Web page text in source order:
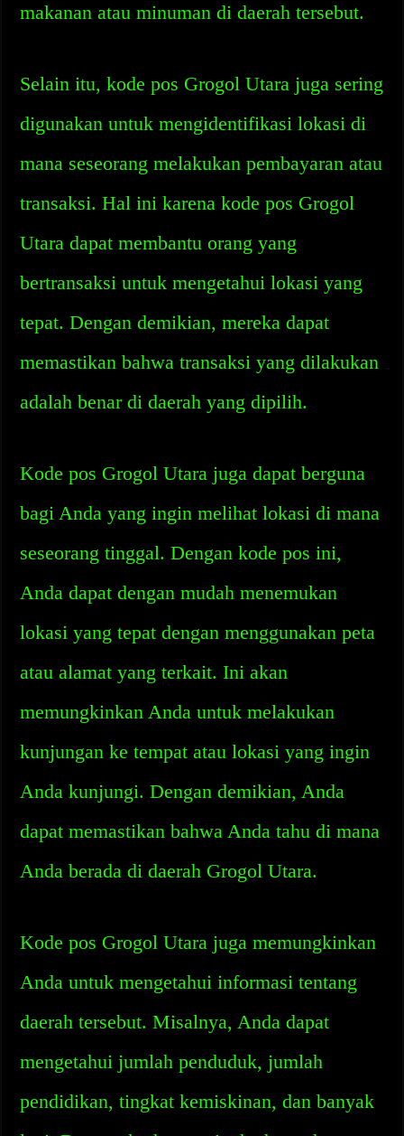
makanan atau minuman di daerah tersebut.
Selain itu, kode pos Grogol Utara juga sering
digunakan untuk mengidentifikasi lokasi di
mana seseorang melakukan pembayaran atau
transaksi. Hal ini karena kode pos Grogol
Utara dapat membantu orang yang
bertransaksi untuk mengetahui lokasi yang
tepat. Dengan demikian, mereka dapat
memastikan bahwa transaksi yang dilakukan
adalah benar di daerah yang dipilih.
Kode pos Grogol Utara juga dapat berguna
bagi Anda yang ingin melihat lokasi di mana
seseorang tinggal. Dengan kode pos ini,
Anda dapat dengan mudah menemukan
lokasi yang tepat dengan menggunakan peta
atau alamat yang terkait. Ini akan
memungkinkan Anda untuk melakukan
kunjungan ke tempat atau lokasi yang ingin
Anda kunjungi. Dengan demikian, Anda
dapat memastikan bahwa Anda tahu di mana
Anda berada di daerah Grogol Utara.
Kode pos Grogol Utara juga memungkinkan
Anda untuk mengetahui informasi tentang
daerah tersebut. Misalnya, Anda dapat
mengetahui jumlah penduduk, jumlah
pendidikan, tingkat kemiskinan, dan banyak